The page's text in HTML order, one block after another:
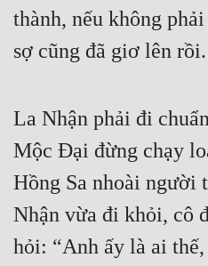
thành, nếu không
sợ cũng đã giơ lên rồi.
La Nhận phải đi
Mộc Đại đừng chạy
Hồng Sa nhoài người
Nhận vừa đi khỏi, cô
hỏi: “Anh ấy là ai